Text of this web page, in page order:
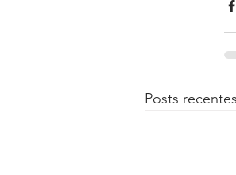
Posts recentes